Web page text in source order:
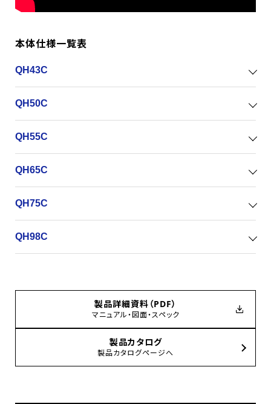
本体仕様一覧表
QH43C
QH50C
QH55C
QH65C
QH75C
QH98C
製品詳細資料（PDF）
マニュアル・図面・スペック
製品カタログ
製品カタログページへ